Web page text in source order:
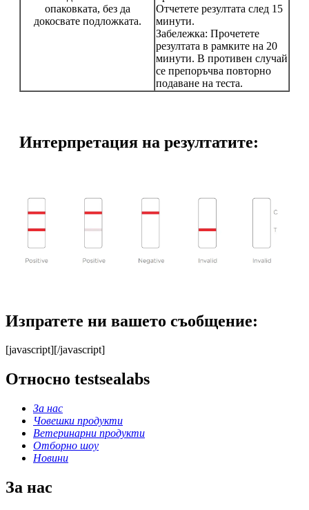
опаковката, без да
докосвате подложката.
Отчетете резултата след 15
минути.
Забележка: Прочетете
резултата в рамките на 20
минути. В противен случай
се препоръчва повторно
подаване на теста.
Интерпретация на резултатите:
Изпратете ни вашето съобщение:
[javascript][/javascript]
Относно testsealabs
За нас
Човешки продукти
Ветеринарни продукти
Отборно шоу
Новини
За нас